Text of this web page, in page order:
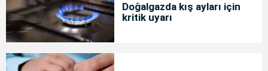
Doğalgazda kış ayları için
kritik uyarı